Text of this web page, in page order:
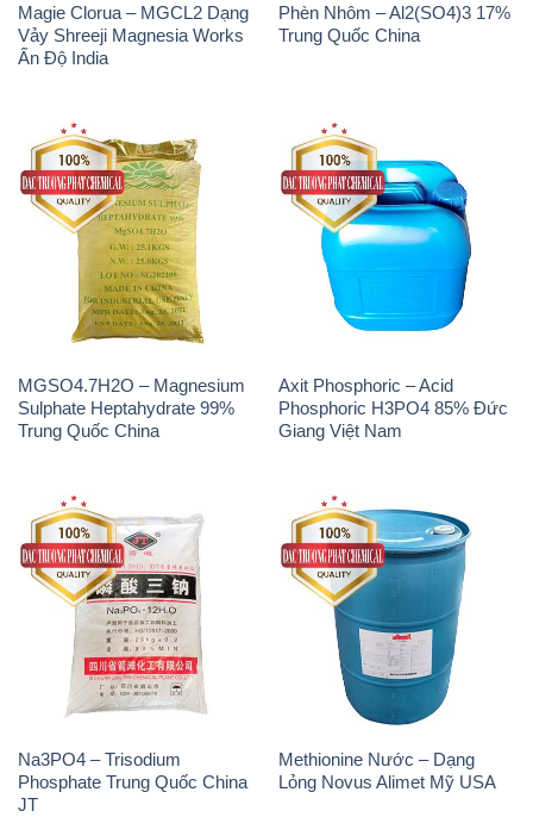
Magie Clorua – MGCL2 Dạng
Vảy Shreeji Magnesia Works
Ấn Độ India
Phèn Nhôm – Al2(SO4)3 17%
Trung Quốc China
MGSO4.7H2O – Magnesium
Sulphate Heptahydrate 99%
Trung Quốc China
Axit Phosphoric – Acid
Phosphoric H3PO4 85% Đức
Giang Việt Nam
Na3PO4 – Trisodium
Phosphate Trung Quốc China
JT
Methionine Nước – Dạng
Lỏng Novus Alimet Mỹ USA